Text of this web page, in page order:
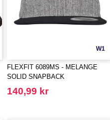
W1
FLEXFIT 6089MS - MELANGE
SOLID SNAPBACK
140,99 kr